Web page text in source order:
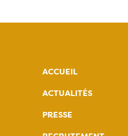
ACCUEIL
ACTUALITÉS
PRESSE